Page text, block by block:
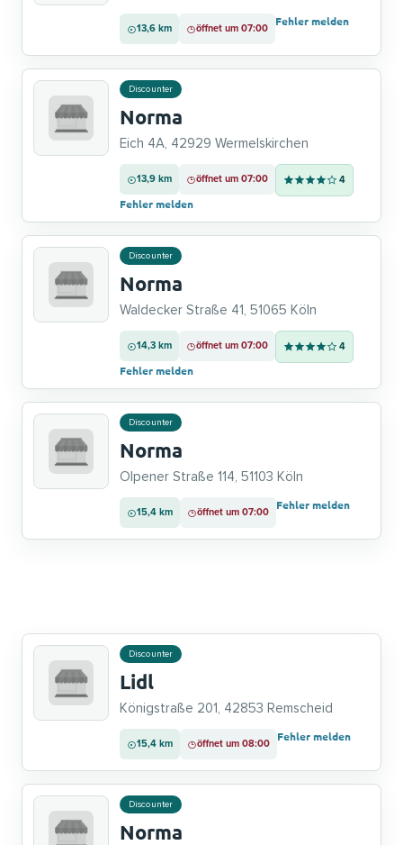
13,6 km öffnet um 07:00
Fehler melden
Discounter
Norma
Eich 4A, 42929 Wermelskirchen
13,9 km öffnet um 07:00 4
Fehler melden
Discounter
Norma
Waldecker Straße 41, 51065 Köln
14,3 km öffnet um 07:00 4
Fehler melden
Discounter
Norma
Olpener Straße 114, 51103 Köln
15,4 km öffnet um 07:00
Fehler melden
Discounter
Lidl
Königstraße 201, 42853 Remscheid
15,4 km öffnet um 08:00
Fehler melden
Discounter
Norma